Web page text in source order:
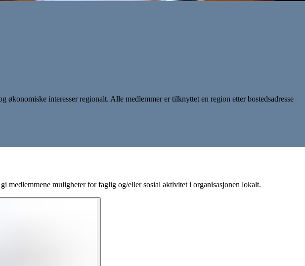
interesser regionalt. Alle medlemmer er tilknyttet en region etter bostedsadresse
medlemmene muligheter for faglig og/eller sosial aktivitet i organisasjonen lokalt.